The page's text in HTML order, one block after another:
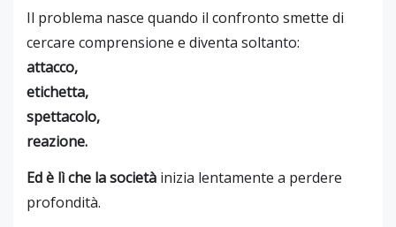
Il problema nasce quando il confronto smette di
cercare comprensione e diventa soltanto:
attacco,
etichetta,
spettacolo,
reazione.
Ed è lì che la società inizia lentamente a perdere
profondità.